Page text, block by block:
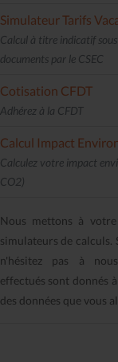
Simulateur Tarifs
Calcul à titre indicatif
documents par le CSEC
Cotisation CFDT
Adhérez à la CFDT
Calcul Impact
Calculez votre impact
CO2)
Nous mettons à
simulateurs de calculs.
n'hésitez pas à
effectués sont donnés
des données que vous